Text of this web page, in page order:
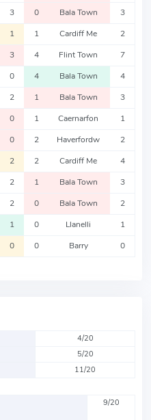
3 0 Bala Town 3
1 1 Cardiff Me 2
3 4 Flint Town 7
0 4 Bala Town 4
2 1 Bala Town 3
0 1 Caernarfon 1
0 2 Haverfordw 2
2 2 Cardiff Me 4
2 1 Bala Town 3
2 0 Bala Town 2
1 0 Llanelli 1
0 0 Barry 0
4/20
5/20
11/20
9/20